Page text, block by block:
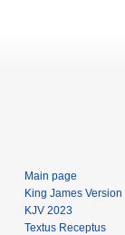
Main page
King James Version
KJV 2023
Textus Receptus